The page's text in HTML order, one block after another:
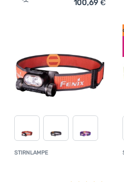
Zum Vergleich 'Stirnlampe
100,69 €
STIRNLAMPE